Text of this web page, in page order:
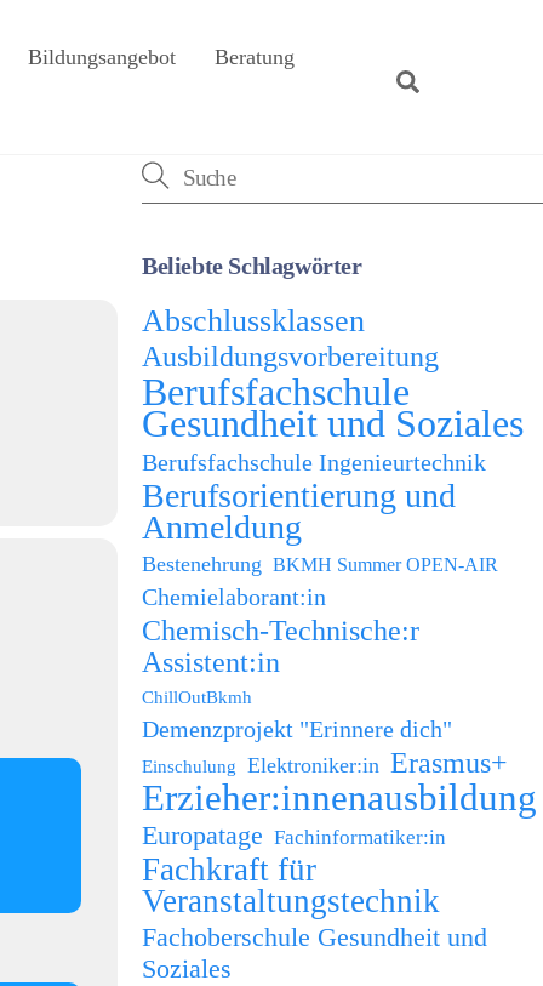
Bildungsangebot Beratung
Beliebte Schlagwörter
Abschlussklassen
Ausbildungsvorbereitung
Berufsfachschule
Gesundheit und Soziales
Berufsfachschule Ingenieurtechnik
Berufsorientierung und
Anmeldung
Bestenehrung BKMH Summer OPEN-AIR
Chemielaborant:in
Chemisch-Technische:r
Assistent:in
ChillOutBkmh
Demenzprojekt "Erinnere dich"
Einschulung Elektroniker:in Erasmus+
Erzieher:innenausbildung
Europatage Fachinformatiker:in
Fachkraft für
Veranstaltungstechnik
Fachoberschule Gesundheit und
Soziales